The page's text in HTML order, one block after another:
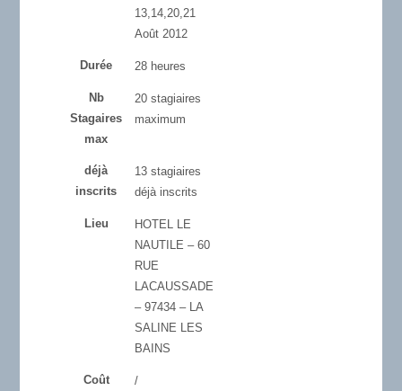
13,14,20,21
Août 2012
Durée 28 heures
Nb
Stagaires
max
20 stagiaires
maximum
déjà
inscrits
13 stagiaires
déjà inscrits
Lieu
HOTEL LE
NAUTILE – 60
RUE
LACAUSSADE
– 97434 – LA
SALINE LES
BAINS
Coût /